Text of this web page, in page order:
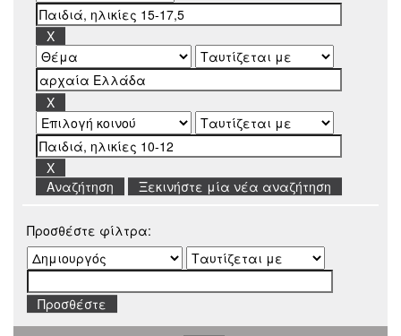
Ξεκινήστε μία νέα αναζήτηση
Προσθέστε φίλτρα: